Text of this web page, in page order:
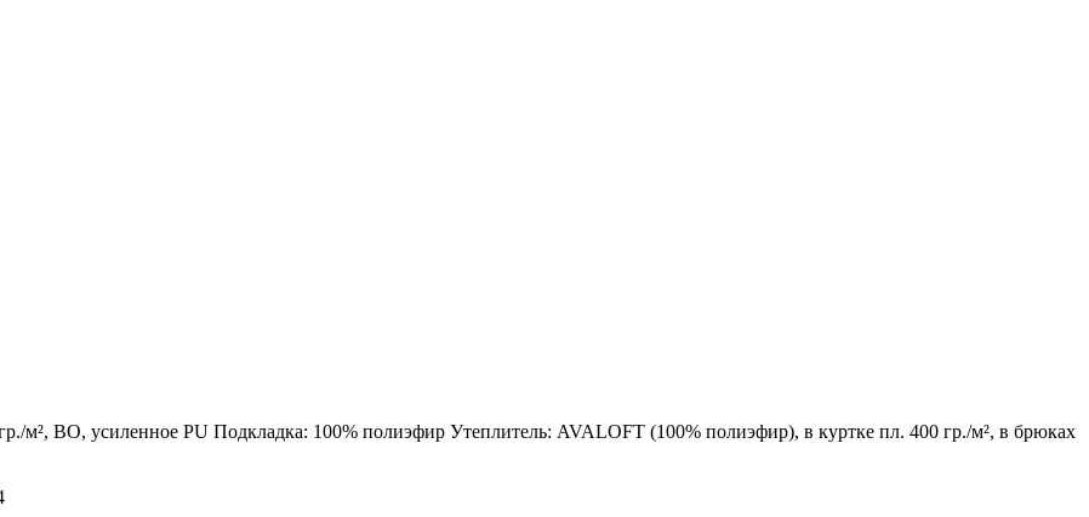
м², ВО, усиленное PU Подкладка: 100% полиэфир Утеплитель: AVALOFT (100% полиэфир), в куртке пл. 400 гр./м², в брюках